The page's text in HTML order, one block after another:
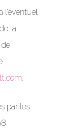
l’éventuel
la
.
par les